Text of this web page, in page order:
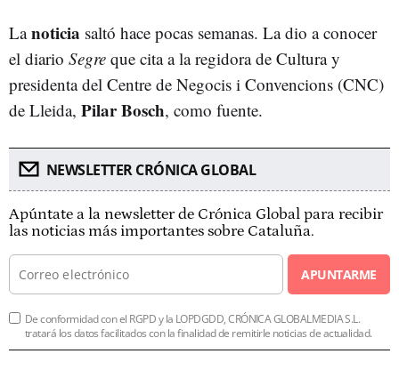
Lanoticia saltó hace pocas semanas. La dio a conocer
el diario Segre que cita a la regidora de Cultura y
presidenta del Centre de Negocis i Convencions (CNC)
de Lleida, Pilar Bosch, como fuente.
NEWSLETTER CRÓNICA GLOBAL
Apúntate a la newsletter de Crónica Global para recibir
las noticias más importantes sobre Cataluña.
APUNTARME
De conformidad con el RGPD y la LOPDGDD, CRÓNICA GLOBALMEDIA S.L.
tratará los datos facilitados con la finalidad de remitirle noticias de actualidad.